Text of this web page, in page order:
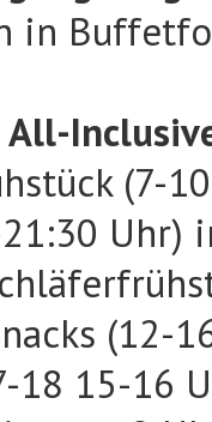
in
All-
(7-
(12-
18 15-16